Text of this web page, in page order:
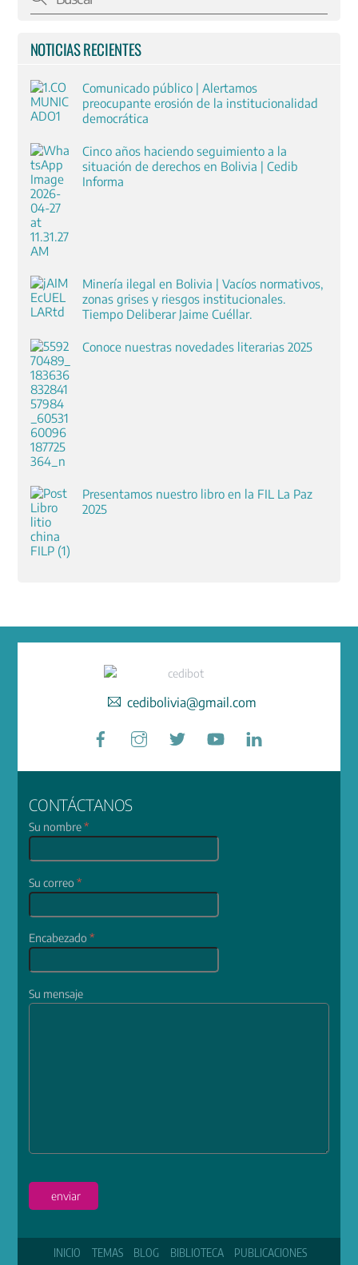
NOTICIAS RECIENTES
Comunicado público | Alertamos
preocupante erosión de la institucionalidad
democrática
Cinco años haciendo seguimiento a la
situación de derechos en Bolivia | Cedib
Informa
Minería ilegal en Bolivia | Vacíos normativos,
zonas grises y riesgos institucionales.
Tiempo Deliberar Jaime Cuéllar.
Conoce nuestras novedades literarias 2025
Presentamos nuestro libro en la FIL La Paz
2025
cedibolivia@gmail.com
Facebook YouTube
CONTÁCTANOS
Su nombre*
Su correo*
Encabezado*
Su mensaje
enviar
INICIO TEMAS BLOG BIBLIOTECA
PUBLICACIONES